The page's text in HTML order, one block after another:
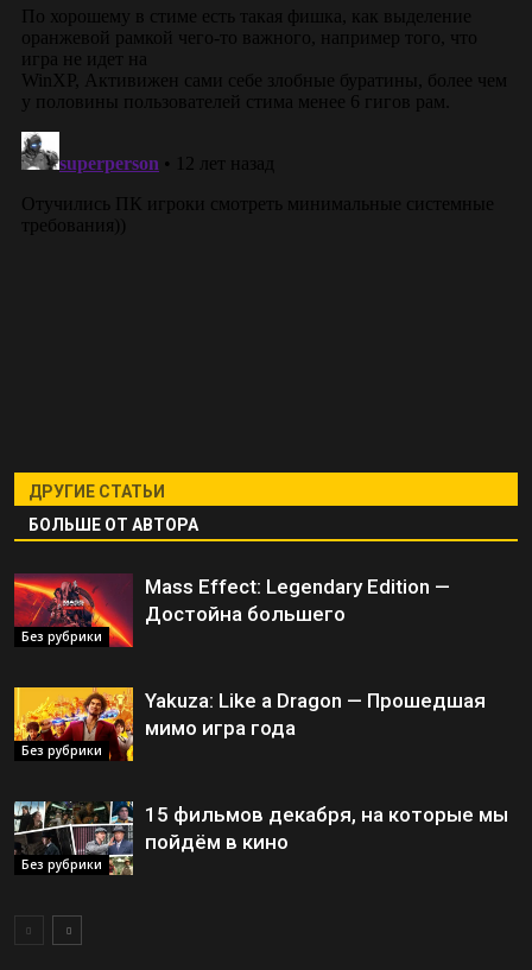
ДРУГИЕ СТАТЬИ
БОЛЬШЕ ОТ АВТОРА
Без рубрики
Mass Effect: Legendary Edition —
Достойна большего
Без рубрики
Yakuza: Like a Dragon — Прошедшая
мимо игра года
Без рубрики
15 фильмов декабря, на которые мы
пойдём в кино